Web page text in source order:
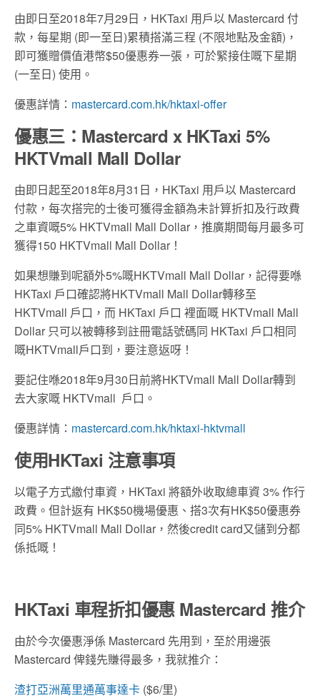
由即日至2018年7月29日，HKTaxi 用戶以 Mastercard 付
款，每星期 (即一至日)累積搭滿三程 (不限地點及金額)，
即可獲贈價值港幣$50優惠券一張，可於緊接住嘅下星期
(一至日) 使用。
優惠詳情： mastercard.com.hk/hktaxi-offer
優惠三： Mastercard x HKTaxi 5%
HKTVmall Mall Dollar
由即日起至2018年8月31日，HKTaxi 用戶以 Mastercard
付款，每次搭完的士後可獲得金額為未計算折扣及行政費
之車資嘅5% HKTVmall Mall Dollar，推廣期間每月最多可
獲得150 HKTVmall Mall Dollar！
如果想賺到呢額外5%嘅HKTVmall Mall Dollar，記得要喺
HKTaxi 戶口確認將HKTVmall Mall Dollar轉移至
HKTVmall 戶口，而 HKTaxi 戶口 裡面嘅 HKTVmall Mall
Dollar 只可以被轉移到註冊電話號碼同 HKTaxi 戶口相同
嘅HKTVmall戶口到，要注意返呀！
要記住喺2018年9月30日前將HKTVmall Mall Dollar轉到
去大家嘅 HKTVmall 戶口。
優惠詳情： mastercard.com.hk/hktaxi-hktvmall
使用HKTaxi 注意事項
以電子方式繳付車資，HKTaxi 將額外收取總車資 3% 作行
政費。但計返有 HK$50機場優惠、搭3次有HK$50優惠券
同5% HKTVmall Mall Dollar，然後credit card又儲到分都
係抵嘅！
HKTaxi 車程折扣優惠 Mastercard推介
由於今次優惠淨係 Mastercard 先用到，至於用邊張
Mastercard 俾錢先賺得最多，我就推介：
渣打亞洲萬里通萬事達卡 ($6/里)